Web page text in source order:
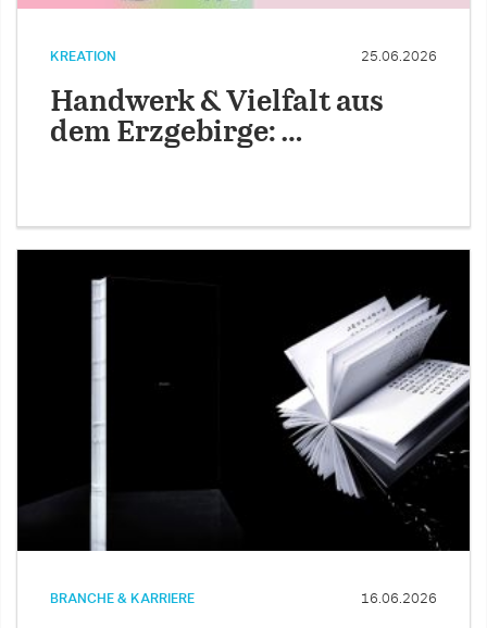
KREATION 25.06.2026
Handwerk & Vielfalt aus
dem Erzgebirge: …
BRANCHE & KARRIERE 16.06.2026